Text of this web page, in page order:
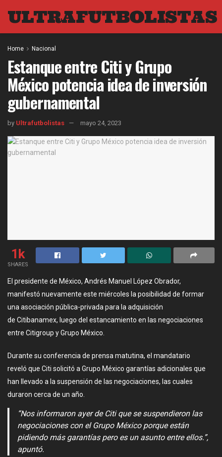
ULTRAFUTBOLISTAS
Home Nacional
Estanque entre Citi y Grupo
México potencia idea de inversión
gubernamental
by Ultrafutbolistas mayo 24, 2023
1k
SHARES
El presidente de México, Andrés Manuel López Obrador,
manifestó nuevamente este miércoles la posibilidad de formar
una asociación pública-privada para la adquisición
de Citibanamex, luego del estancamiento en las negociaciones
entre Citigroup y Grupo México.
Durante su conferencia de prensa matutina, el mandatario
reveló que Citi solicitó a Grupo México garantías adicionales que
han llevado a la suspensión de las negociaciones, las cuales
duraron cerca de un año.
“Nos informaron ayer de Citi que se suspendieron las
negociaciones con el Grupo México porque están
pidiendo más garantías pero es un asunto entre ellos.”,
apuntó.